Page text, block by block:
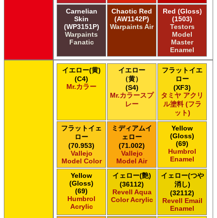
Carnelian
Skin
(WP3151P)
Warpaints
Fanatic
Chaotic Red
(AW1142P)
Warpaints Air
Red (Gloss)
(1503)
Testors
Model
Master
Enamel
イエロー(黄)
(C4)
Mr.カラー
イエロー
（黄）
(S4)
Mr.カラースプ
レー
フラットイエ
ロー
(XF3)
タミヤ アクリ
ル塗料 (フラ
ット)
フラットイェ
ロー
(70.953)
Vallejo
Model Color
ミディアムイ
ェロー
(71.002)
Vallejo
Model Air
Yellow
(Gloss)
(69)
Humbrol
Enamel
Yellow
(Gloss)
(69)
Humbrol
Acrylic
イェロー(艶)
(36112)
Revell Aqua
Color Acrylic
イェロー(つや
消し)
(32112)
Revell Email
Enamel